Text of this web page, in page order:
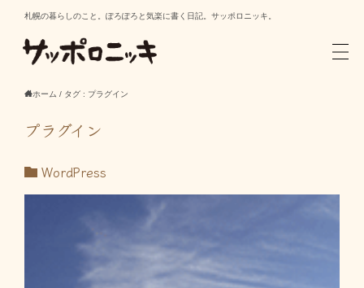
札幌の暮らしのこと。ぽろぽろと気楽に書く日記。サッポロニッキ。
ホーム / タグ : プラグイン
プラグイン
WordPress